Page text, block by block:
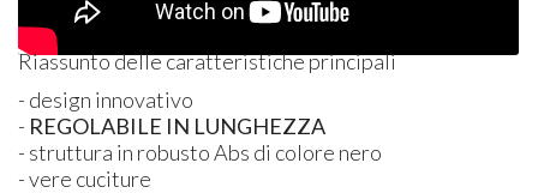
Riassunto delle caratteristiche principali
- design innovativo
- REGOLABILE IN LUNGHEZZA
- struttura in robusto Abs di colore nero
- vere cuciture